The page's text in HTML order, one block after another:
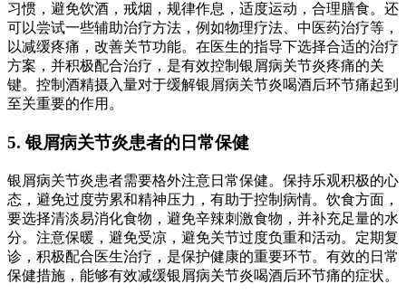
习惯，避免饮酒，戒烟，规律作息，适度运动，合理膳食。还
可以尝试一些辅助治疗方法，例如物理疗法、中医药治疗等，
以减缓疼痛，改善关节功能。在医生的指导下选择合适的治疗
方案，并积极配合治疗，是有效控制银屑病关节炎疼痛的关
键。控制酒精摄入量对于缓解银屑病关节炎喝酒后环节痛起到
至关重要的作用。
5. 银屑病关节炎患者的日常保健
银屑病关节炎患者需要格外注意日常保健。保持乐观积极的心
态，避免过度劳累和精神压力，有助于控制病情。饮食方面，
要选择清淡易消化食物，避免辛辣刺激食物，并补充足量的水
分。注意保暖，避免受凉，避免关节过度负重和活动。定期复
诊，积极配合医生治疗，是保护健康的重要环节。有效的日常
保健措施，能够有效减缓银屑病关节炎喝酒后环节痛的症状。